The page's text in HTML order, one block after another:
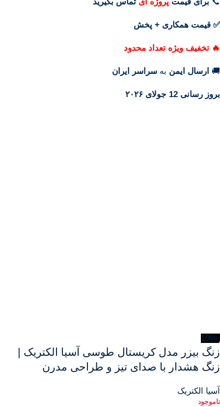
✅ قیمت همکاری + پخش
🔥 تخفیف ویژه تعداد محدود
🚚 ارسال ایمن به سراسر ایران
بروز رسانی 12 جولای ۲۰۲۶
-10%
زنگ بیزر مدل کریستال طوسی آسیا الکتریک |
زنگ هشدار با صدای تیز و طراحی مدرن
آسیا الکتریک